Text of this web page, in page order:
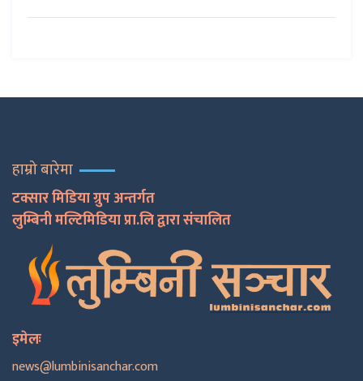
हाम्रो बारेमा
टक्सार मिडिया ग्रुप अन्तर्गत
लुम्बिनी मल्टिमिडिया प्रा.लि द्वारा संचालित
इमेलः
news@lumbinisanchar.com